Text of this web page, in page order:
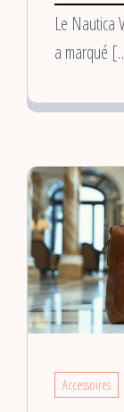
Le Nautica
a marqué
Accessoires